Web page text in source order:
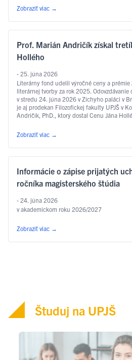
Čítať ďalej
Zobraziť viac →
Prof. Marián Andričík získal
Hollého
- 25. júna 2026
Literárny fond udelil výročné ceny a prémie
literárnej tvorby za rok 2025.
v stredu 24. júna 2026 v Zichyho paláci v
je aj prodekan Filozofickej fakulty UPJŠ v
Andričík, PhD., ktorý dostal Cenu Jána
Zobraziť viac
→
Informácie o zápise prijatých
ročníka magisterského štúdia
- 24. júna 2026
v akademickom roku 2026/2027
Zobraziť viac →
Študuj na UPJŠ